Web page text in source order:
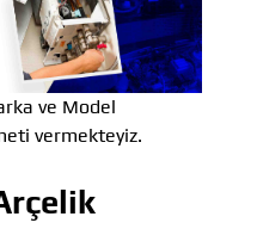
ve Model
vermekteyiz.